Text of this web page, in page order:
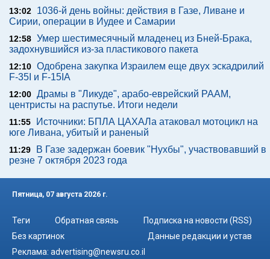
13:02
1036-й день войны: действия в Газе, Ливане и
Сирии, операции в Иудее и Самарии
12:58 Умер шестимесячный младенец из Бней-Брака,
задохнувшийся из-за пластикового пакета
12:10 Одобрена закупка Израилем еще двух эскадрилий
F-35I и F-15IA
12:00 Драмы в "Ликуде", арабо-еврейский РААМ,
центристы на распутье. Итоги недели
11:55
Источники: БПЛА ЦАХАЛа атаковал мотоцикл на
юге Ливана, убитый и раненый
11:29
В Газе задержан боевик "Нухбы", участвовавший в
резне 7 октября 2023 года
Пятница, 07 августа 2026 г.
Теги Обратная связь
Подписка на новости (RSS)
Без картинок
Данные редакции и устав
Реклама: advertising@newsru.co.il